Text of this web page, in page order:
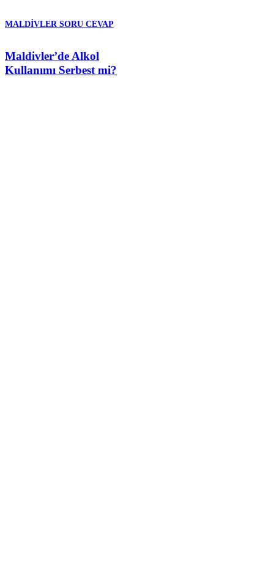
MALDIVLER SORU CEVAP
Maldivler’de Alkol
Kullanımı Serbest mi?